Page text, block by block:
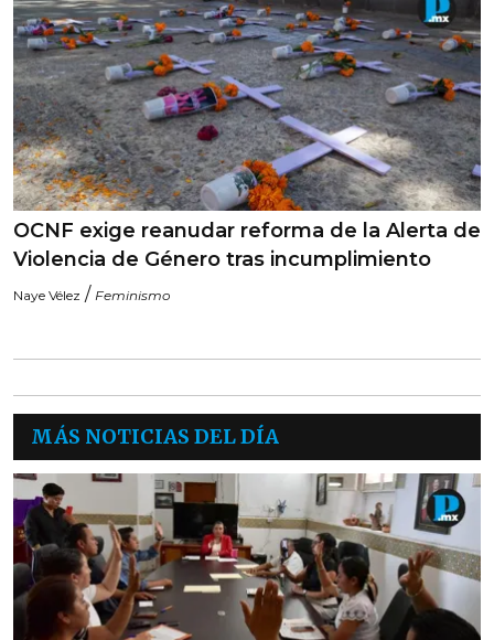
OCNF exige reanudar reforma de la Alerta de
Violencia de Género tras incumplimiento
Naye Vélez / Feminismo
MÁS NOTICIAS DEL DÍA